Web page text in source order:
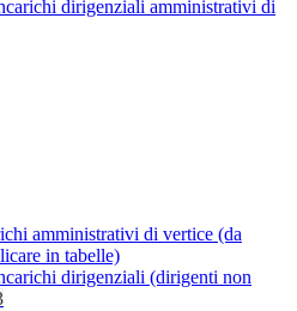
dirigenziali amministrativi di
amministrativi di vertice (da
in tabelle)
dirigenziali (dirigenti non